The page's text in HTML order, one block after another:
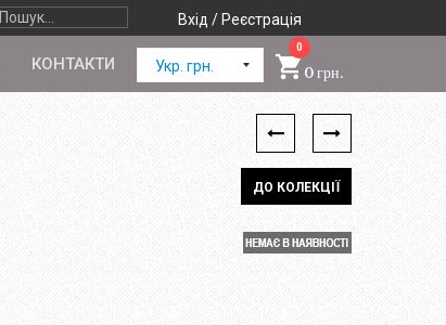
Вхід / Реєстрація
Укр. грн.
0
0 грн.
КОНТАКТИ
ДО КОЛЕКЦІЇ